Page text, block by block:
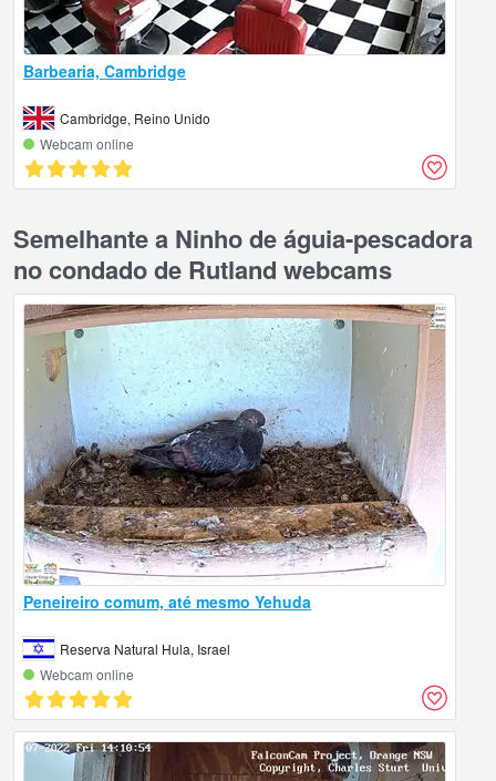
Barbearia, Cambridge
Cambridge, Reino Unido
Webcam online
Semelhante a Ninho de águia-pescadora
no condado de Rutland webcams
Peneireiro comum, até mesmo Yehuda
Reserva Natural Hula, Israel
Webcam online